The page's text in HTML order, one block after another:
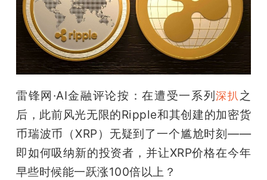
课
活
中
雷锋网·AI金融评论按：在遭受一系列深扒 之
后，此前风光无限的Ripple和其创建的加密货
币瑞波币（XRP）无疑到了一个尴尬时刻——
即如何吸纳新的投资者，并让XRP价格在今年
早些时候能一跃涨100倍以上？